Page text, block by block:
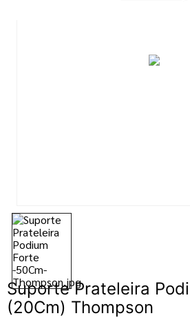
Suporte Prateleira
(20Cm) Thompson